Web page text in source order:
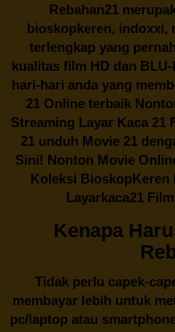
Rebahan21
bioskopkeren, indoxxi,
terlengkap yang
kualitas film HD dan
hari-hari anda yang
21 Online terbaik
Streaming Layar Kaca 21
21 unduh Movie 21
Sini! Nonton Movie
Koleksi BioskopKeren
Layarkaca21
Kenapa
Tidak perlu capek-
membayar lebih untuk
pc/laptop atau